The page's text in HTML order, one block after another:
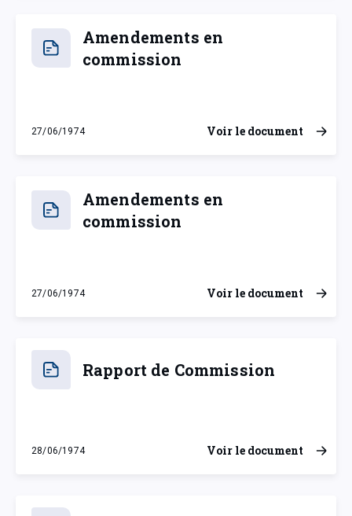
Amendements en
commission
27/06/1974
jeudi 27 juin 1974
Voir le document
Amendements en
commission
27/06/1974
jeudi 27 juin 1974
Voir le document
Rapport de Commission
28/06/1974
vendredi 28 juin 1974
Voir le document